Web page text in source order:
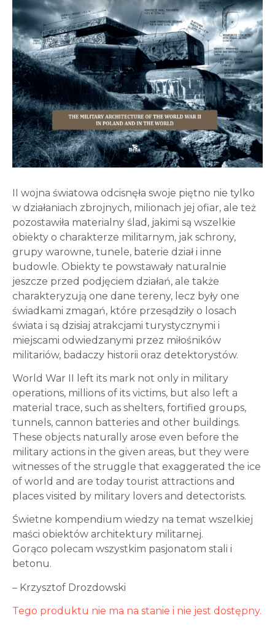
II wojna światowa odcisnęła swoje piętno nie tylko
w działaniach zbrojnych, milionach jej ofiar, ale też
pozostawiła materialny ślad, jakimi są wszelkie
obiekty o charakterze militarnym, jak schrony,
grupy warowne, tunele, baterie dział i inne
budowle. Obiekty te powstawały naturalnie
jeszcze przed podjęciem działań, ale także
charakteryzują one dane tereny, lecz były one
świadkami zmagań, które przesądziły o losach
świata i są dzisiaj atrakcjami turystycznymi i
miejscami odwiedzanymi przez miłośników
militariów, badaczy historii oraz detektorystów.
World War II left its mark not only in military
operations, millions of its victims, but also left a
material trace, such as shelters, fortified groups,
tunnels, cannon batteries and other buildings.
These objects naturally arose even before the
military actions in the given areas, but they were
witnesses of the struggle that exaggerated the ice
of world and are today tourist attractions and
places visited by military lovers and detectorists.
Świetne kompendium wiedzy na temat wszelkiej
maści obiektów architektury militarnej.
Gorąco polecam wszystkim pasjonatom stali i
betonu.
– Krzysztof Drozdowski
Tego produktu nie ma na stanie i nie jest dostępny.